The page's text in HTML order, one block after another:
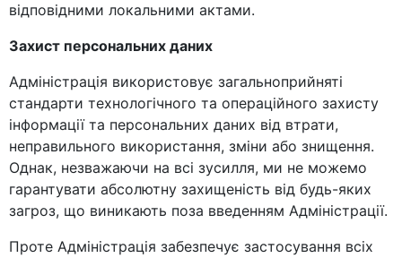
відповідними локальними актами.
Захист персональних даних
Адміністрація використовує загальноприйняті
стандарти технологічного та операційного захисту
інформації та персональних даних від втрати,
неправильного використання, зміни або знищення.
Однак, незважаючи на всі зусилля, ми не можемо
гарантувати абсолютну захищеність від будь-яких
загроз, що виникають поза введенням Адміністрації.
Проте Адміністрація забезпечує застосування всіх